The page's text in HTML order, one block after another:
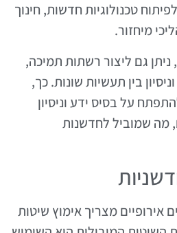
טכנולוגיות חדשות, חינוך
מיחזור.
גם ליצור רשתות תמיכה,
בין תעשיות שונות. כך,
על בסיס ידע וניסיון
מה שמוביל לחדשנות
אירופיים מצריך אימוץ שיטות